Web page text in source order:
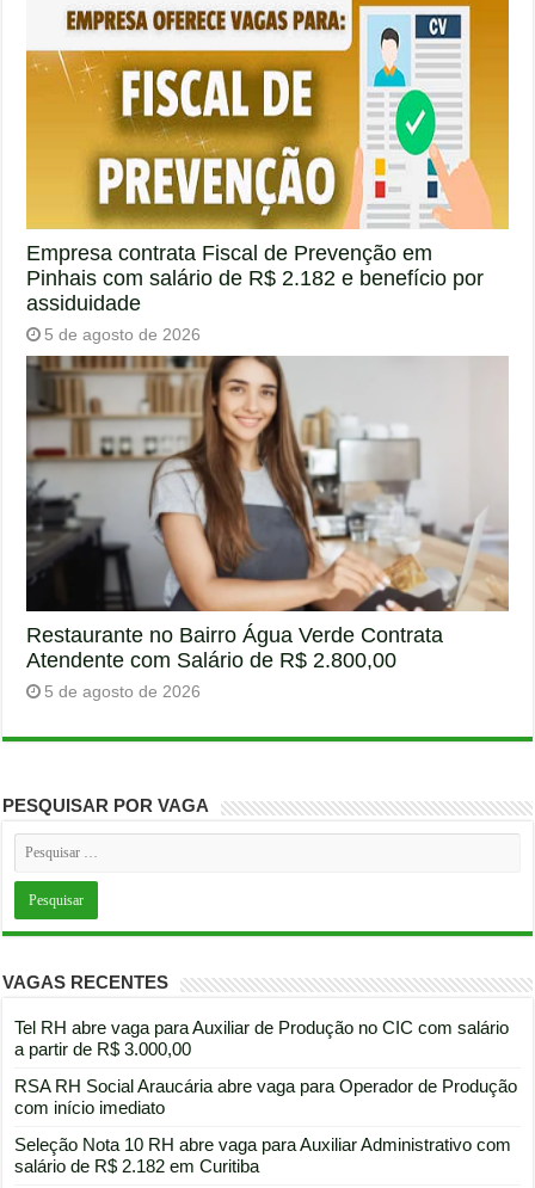
Empresa contrata Fiscal de Prevenção em
Pinhais com salário de R$ 2.182 e benefício por
assiduidade
5 de agosto de 2026
Restaurante no Bairro Água Verde Contrata
Atendente com Salário de R$ 2.800,00
5 de agosto de 2026
PESQUISAR POR VAGA
VAGAS RECENTES
Tel RH abre vaga para Auxiliar de Produção no CIC com salário
a partir de R$ 3.000,00
RSA RH Social Araucária abre vaga para Operador de Produção
com início imediato
Seleção Nota 10 RH abre vaga para Auxiliar Administrativo com
salário de R$ 2.182 em Curitiba